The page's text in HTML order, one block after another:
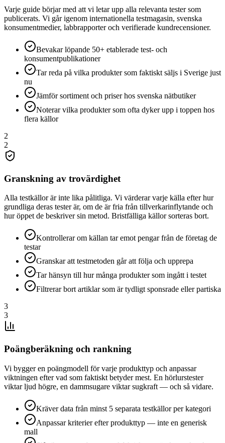
Varje guide börjar med att vi letar upp alla relevanta tester som
publicerats. Vi går igenom internationella testmagasin, svenska
konsumentmedier, labbrapporter och verifierade kundrecensioner.
Bevakar löpande 50+ etablerade test- och
konsumentpublikationer
Tar reda på vilka produkter som faktiskt säljs i Sverige just
nu
Jämför sortiment och priser hos svenska nätbutiker
Noterar vilka produkter som ofta dyker upp i toppen hos
flera källor
2
2
Granskning av trovärdighet
Alla testkällor är inte lika pålitliga. Vi värderar varje källa efter hur
grundliga deras tester är, om de är fria från tillverkarinflytande och
hur öppet de beskriver sin metod. Bristfälliga källor sorteras bort.
Kontrollerar om källan tar emot pengar från de företag de
testar
Granskar att testmetoden går att följa och upprepa
Tar hänsyn till hur många produkter som ingått i testet
Filtrerar bort artiklar som är tydligt sponsrade eller partiska
3
3
Poängberäkning och rankning
Vi bygger en poängmodell för varje produkttyp och anpassar
viktningen efter vad som faktiskt betyder mest. En hörlurstester
viktar ljud högre, en dammsugare viktar sugkraft — och så vidare.
Kräver data från minst 5 separata testkällor per kategori
Anpassar kriterier efter produkttyp — inte en generisk
mall